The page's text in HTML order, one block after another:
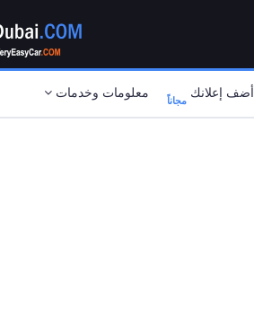
أضف إعلانك مجاناً معلومات وخدمات